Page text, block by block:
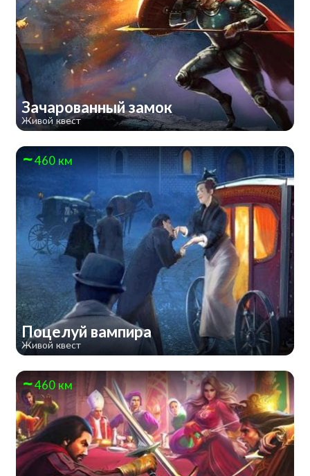
Зачарованный замок
Живой квест
460 км
Поцелуй вампира
Живой квест
460 км